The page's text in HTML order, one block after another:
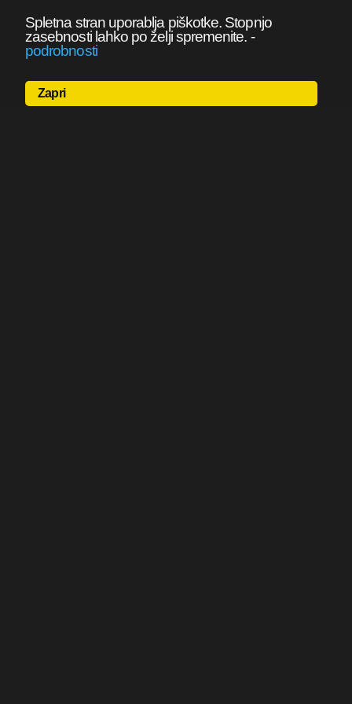
Spletna stran uporablja piškotke. Stopnjo
zasebnosti lahko po želji spremenite. -
podrobnosti
Zapri